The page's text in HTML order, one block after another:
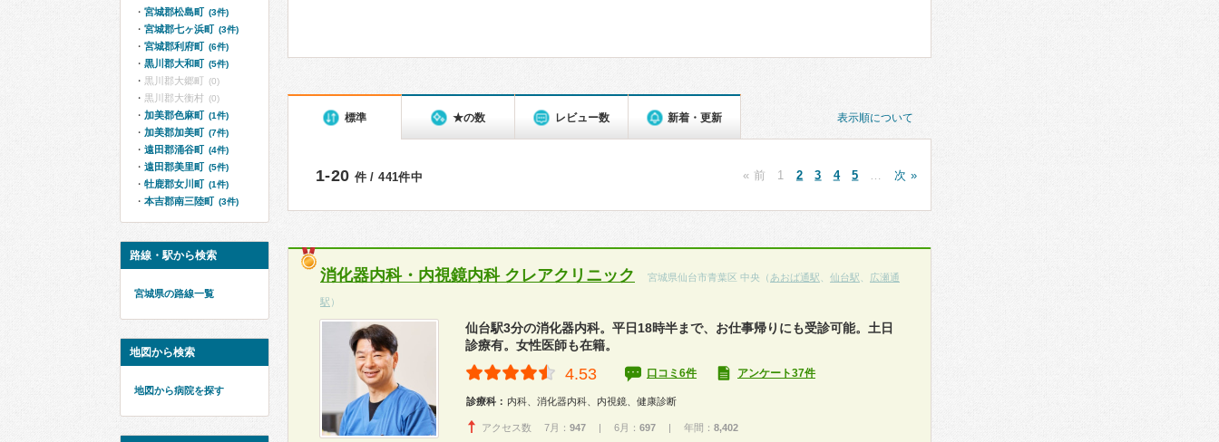
表示順について
標準 ★の数 レビュー数 新着・更新
1-20 件 / 441件中 « 前 1 2 3 4 5 次 »
消化器内科・内視鏡内科 クレアクリニック 宮城県仙台市青葉区 中央（ あおば通駅 仙台駅 広瀬通
駅 ）
仙台駅3分の消化器内科。平日18時半まで、お仕事帰りにも受診可能。土日
診療有。女性医師も在籍。
4.53 口コミ6件 アンケート37件
診療科： 内科、消化器内科、内視鏡、健康診断
アクセス数 7月： 947 | 6月： 697 | 年間： 8,402
宮城郡松島町 (3件)
宮城郡七ヶ浜町 (3件)
宮城郡利府町 (6件)
黒川郡大和町 (5件)
黒川郡大郷町 (0)
黒川郡大衡村 (0)
加美郡色麻町 (1件)
加美郡加美町 (7件)
遠田郡涌谷町 (4件)
遠田郡美里町 (5件)
牡鹿郡女川町 (1件)
本吉郡南三陸町 (3件)
路線・駅から検索
宮城県の路線一覧
地図から検索
地図から病院を探す